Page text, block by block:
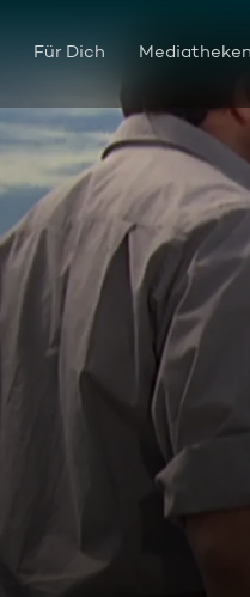
Für Dich Mediatheken